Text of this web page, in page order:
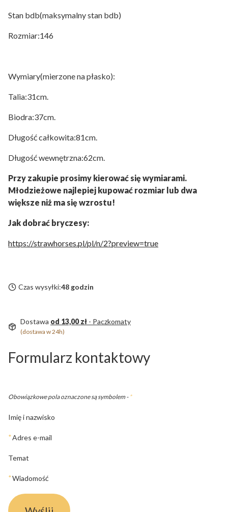
Stan bdb(maksymalny stan bdb)
Rozmiar:146
Wymiary(mierzone na płasko):
Talia:31cm.
Biodra:37cm.
Długość całkowita:81cm.
Długość wewnętrzna:62cm.
Przy zakupie prosimy kierować się wymiarami.
Młodzieżowe najlepiej kupować rozmiar lub dwa
większe niż ma się wzrostu!
Jak dobrać bryczesy:
https://strawhorses.pl/pl/n/2?preview=true
Czas wysyłki:48 godzin
Dostawa od 13,00 zł - Paczkomaty
(dostawa w 24h)
Formularz kontaktowy
Obowiązkowe pola oznaczone są symbolem - *
Imię i nazwisko
*Adres e-mail
Temat
*Wiadomość